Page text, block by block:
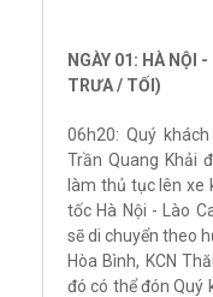
NGÀY 01: HÀ NỘI
TRƯA / TỐI)
06h20: Quý
Trần Quang Khải
làm thủ tục lên xe
tốc Hà Nội - Lào
sẽ di chuyển theo
Hòa Bình, KCN
đó có thể đón Quý